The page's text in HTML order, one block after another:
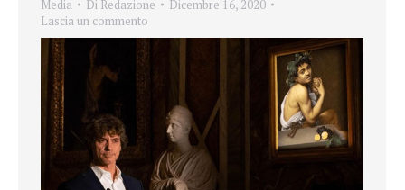
Media Di Redazione
Dicembre 16, 2020
Lascia un commento